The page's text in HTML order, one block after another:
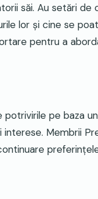
săi. Au setări
lor și cine se
pentru a
pe baza
Membrii